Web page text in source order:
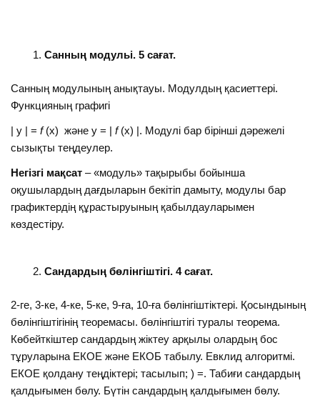
Санның модульі.5 сағат.
Санның модулының анықтауы. Модулдың қасиеттерi.
Функцияның графигі
| у | =f(х) және у = |f(х) |. Модулі бар бiрiншi дәрежелі
сызықты теңдеулер.
Негізгі мақсат – «модуль» тақырыбы бойынша
оқушылардың дағдыларын бекiтiп дамыту, модулы бар
графиктердiң құрастыруының қабылдауларымен
көздестiру.
Сандардың бөлінгіштігі. 4 сағат.
2-ге, 3-ке, 4-ке, 5-ке, 9-ға, 10-ға бөлiнгiштiктері. Қосындының
бөлiнгiштiгiнiң теоремасы. бөлiнгiштiгi туралы теорема.
Көбейткiштер сандардың жiктеу арқылы олардың бос
тұруларына ЕКОЕ және ЕКОБ табылу. Евклид алгоритмі.
ЕКОЕ қолдану теңдiктерi; тасылып; ) =. Табиғи сандардың
қалдығымен бөлу. Бүтiн сандардың қалдығымен бөлу.